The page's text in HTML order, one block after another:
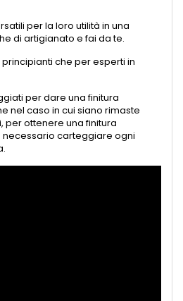
per la loro utilità in una
di artigianato e fai da te.
che per esperti in
per dare una finitura
nel caso in cui siano rimaste
per ottenere una finitura
carteggiare ogni